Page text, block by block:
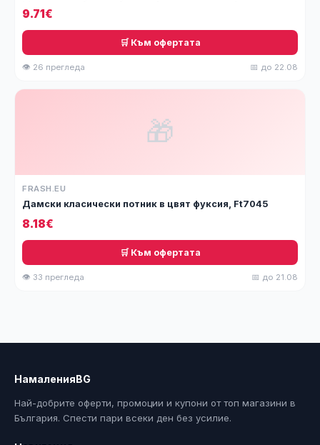
9.71€
🛒 Към офертата
👁 26 прегледа 📅 до 22.08
🎁
FRASH.EU
Дамски класически потник в цвят фуксия, Ft7045
8.18€
🛒 Към офертата
👁 33 прегледа 📅 до 21.08
НамаленияBG
Най-добрите оферти, промоции и купони от топ магазини в
България. Спести пари всеки ден без усилие.